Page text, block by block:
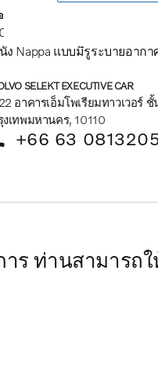
ลรถยนต์
ง Nappa แบบมีรูระบายอากา
SELEKT EXECUTIVE CAR
อาคารเอ็มโพเรียมทาวเวอร์
งเทพมหานคร, 10110
+66 63
ท่านสามารถใ